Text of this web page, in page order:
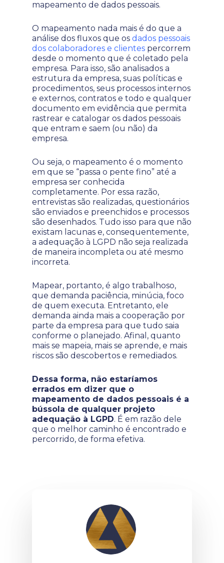
mapeamento de dados pessoais.
O mapeamento nada mais é do que a
análise dos fluxos que os dados pessoais
dos colaboradores e clientes percorrem
desde o momento que é coletado pela
empresa. Para isso, são analisados a
estrutura da empresa, suas políticas e
procedimentos, seus processos internos
e externos, contratos e todo e qualquer
documento em evidência que permita
rastrear e catalogar os dados pessoais
que entram e saem (ou não) da
empresa.
Ou seja, o mapeamento é o momento
em que se “passa o pente fino” até a
empresa ser conhecida
completamente. Por essa razão,
entrevistas são realizadas, questionários
são enviados e preenchidos e processos
são desenhados. Tudo isso para que não
existam lacunas e, consequentemente,
a adequação à LGPD não seja realizada
de maneira incompleta ou até mesmo
incorreta.
Mapear, portanto, é algo trabalhoso,
que demanda paciência, minúcia, foco
de quem executa. Entretanto, ele
demanda ainda mais a cooperação por
parte da empresa para que tudo saia
conforme o planejado. Afinal, quanto
mais se mapeia, mais se aprende, e mais
riscos são descobertos e remediados.
Dessa forma, não estaríamos
errados em dizer que o
mapeamento de dados pessoais é a
bússola de qualquer projeto
adequação à LGPD. É em razão dele
que o melhor caminho é encontrado e
percorrido, de forma efetiva.